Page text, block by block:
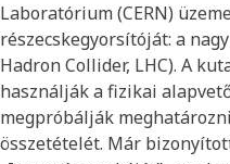
Laboratórium (CERN)
részecskegyorsítóját: a
Hadron Collider, LHC). A
használják a fizikai
megpróbálják
összetételét. Már